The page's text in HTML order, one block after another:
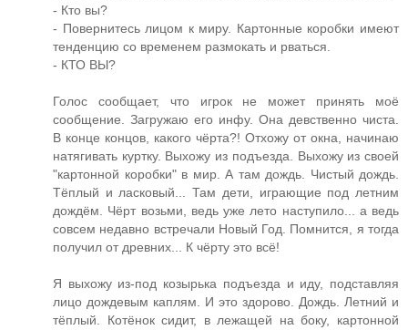
- Кто вы?
- Повернитесь лицом к миру. Картонные коробки имеют
тенденцию со временем размокать и рваться.
- КТО ВЫ?
Голос сообщает, что игрок не может принять моё
сообщение. Загружаю его инфу. Она девственно чиста.
В конце концов, какого чёрта?! Отхожу от окна, начинаю
натягивать куртку. Выхожу из подъезда. Выхожу из своей
"картонной коробки" в мир. А там дождь. Чистый дождь.
Тёплый и ласковый... Там дети, играющие под летним
дождём. Чёрт возьми, ведь уже лето наступило... а ведь
совсем недавно встречали Новый Год. Помнится, я тогда
получил от древних... К чёрту это всё!
Я выхожу из-под козырька подъезда и иду, подставляя
лицо дождевым каплям. И это здорово. Дождь. Летний и
тёплый. Котёнок сидит, в лежащей на боку, картонной